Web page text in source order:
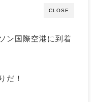
CLOSE
ン国際空港に到着
だ！